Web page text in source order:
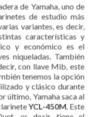
de Yamaha, uno de
de estudio más
variantes, es decir,
características y
y económico es el
niqueladas. También
con llave Mib, este
tenemos la opción
y clásico durante
último, Yamaha saca al
YCL-450M. Este